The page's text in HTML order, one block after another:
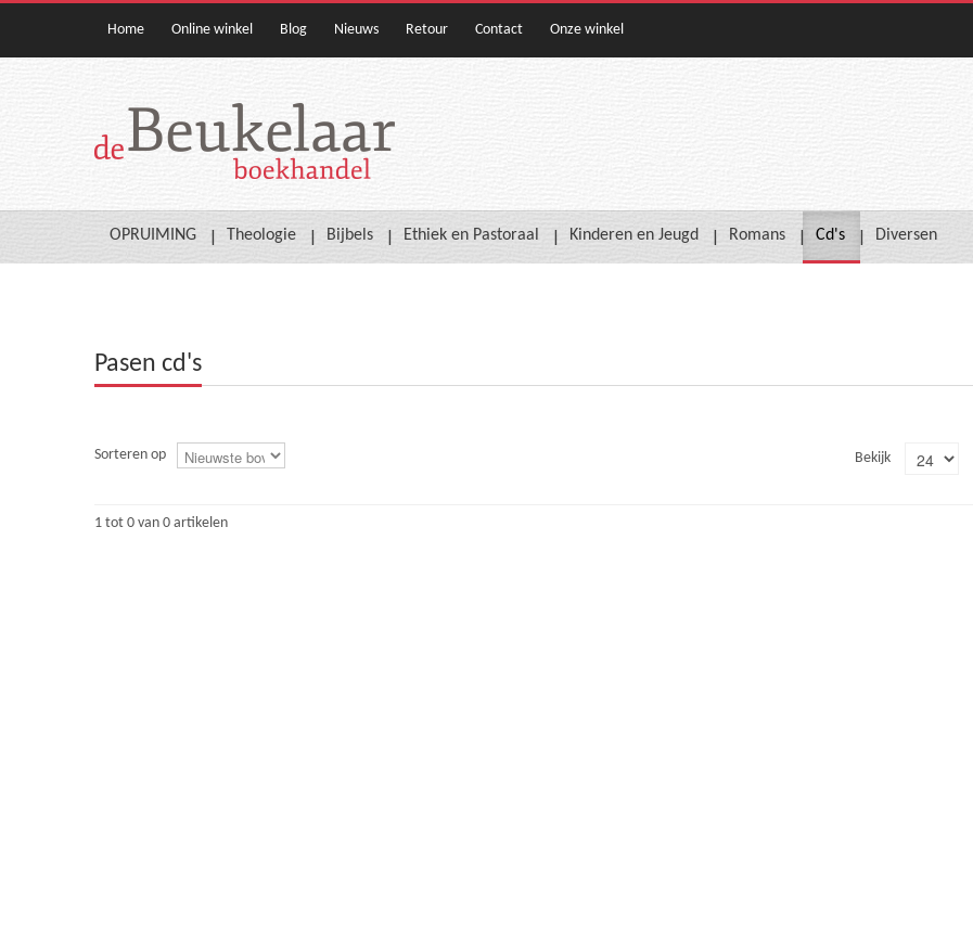
Home Online winkel Blog Nieuws Retour Contact Onze winkel
OPRUIMING Theologie Bijbels Ethiek en Pastoraal Kinderen en Jeugd Romans Cd's Diversen
Pasen cd's
Sorteren op Bekijk
1 tot 0 van 0 artikelen